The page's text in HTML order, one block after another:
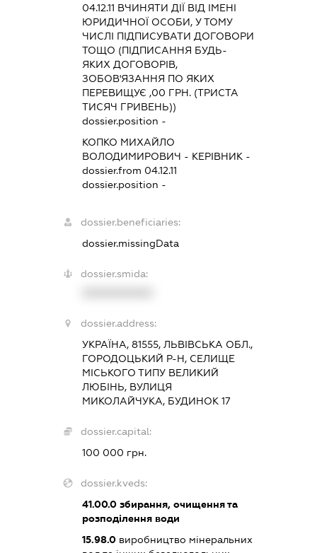
04.12.11 ВЧИНЯТИ ДІЇ ВІД ІМЕНІ
ЮРИДИЧНОЇ ОСОБИ, У ТОМУ
ЧИСЛІ ПІДПИСУВАТИ ДОГОВОРИ
ТОЩО (ПІДПИСАННЯ БУДЬ-
ЯКИХ ДОГОВОРІВ,
ЗОБОВ'ЯЗАННЯ ПО ЯКИХ
ПЕРЕВИЩУЄ ,00 ГРН. (ТРИСТА
ТИСЯЧ ГРИВЕНЬ))
dossier.position -
КОПКО МИХАЙЛО
ВОЛОДИМИРОВИЧ - КЕРІВНИК -
dossier.from 04.12.11
dossier.position -
dossier.beneficiaries:
dossier.missingData
dossier.smida:
dossier.address:
УКРАЇНА, 81555, ЛЬВІВСЬКА ОБЛ.,
ГОРОДОЦЬКИЙ Р-Н, СЕЛИЩЕ
МІСЬКОГО ТИПУ ВЕЛИКИЙ
ЛЮБІНЬ, ВУЛИЦЯ
МИКОЛАЙЧУКА, БУДИНОК 17
dossier.capital:
100 000 грн.
dossier.kveds:
41.00.0 збирання, очищення та
розподілення води
15.98.0 виробництво мінеральних